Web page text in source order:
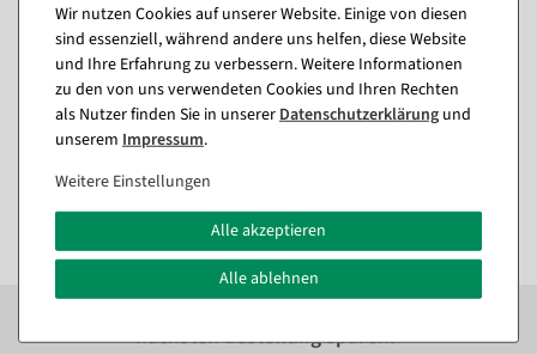
Spannrahmen DIN A3
Sofort versandfähig.
11,84 €
5,89 €
4,95 EUR zzgl. ges. MwSt.
Schutzhülle aus Acryl, DIN
A5, quer
Sofort versandfähig.
nächsten Bestellung sparen.*
Wir nutzen Cookies auf unserer Website. Einige von diesen
sind essenziell, während andere uns helfen, diese Website
und Ihre Erfahrung zu verbessern. Weitere Informationen
zu den von uns verwendeten Cookies und Ihren Rechten
als Nutzer finden Sie in unsererDaten­schutz­erklärung und
unserem Impressum.
Weitere Einstellungen
Alle akzeptieren
Alle ablehnen